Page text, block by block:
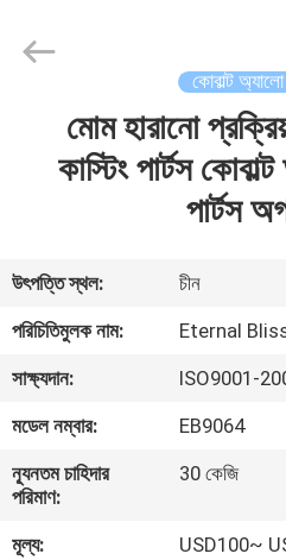
ভিডিও
সম্পর্কে
কারখানা
Forging
কোবাল্ট
মোম হারানো
কাস্টিং পার্টস
পার্টস
উৎপত্তি স্থল:
চীন
পরিচিতিমুলক নাম:
Eternal
সাক্ষ্যদান:
ISO9001-
মডেল নম্বার:
EB9064
ন্যূনতম চাহিদার
পরিমাণ:
30 কেজি
মূল্য:
USD100~